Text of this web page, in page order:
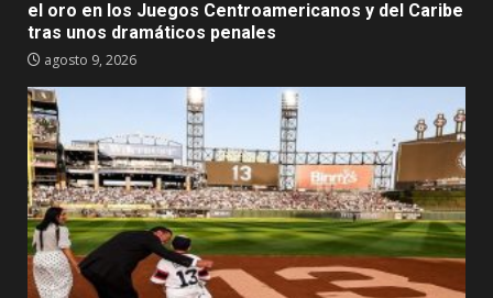
el oro en los Juegos Centroamericanos y del Caribe
tras unos dramáticos penales
agosto 9, 2026